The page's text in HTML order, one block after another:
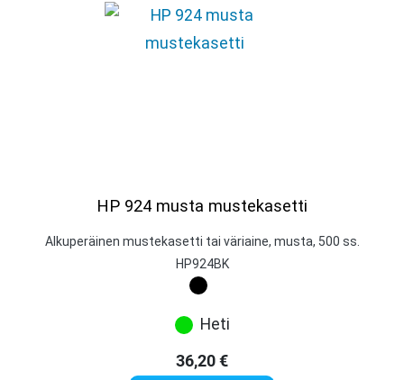
HP 924 musta mustekasetti
Alkuperäinen mustekasetti tai väriaine, musta, 500 ss.
HP924BK
Heti
36,20€